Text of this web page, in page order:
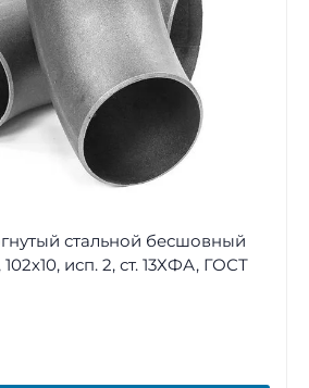
стальной бесшовный
исп. 2, ст. 13ХФА, ГОСТ